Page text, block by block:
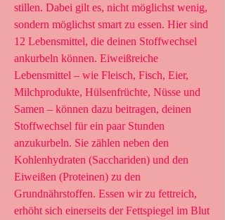
stillen. Dabei gilt es, nicht möglichst wenig,
sondern möglichst smart zu essen. Hier sind
12 Lebensmittel, die deinen Stoffwechsel
ankurbeln können. Eiweißreiche
Lebensmittel – wie Fleisch, Fisch, Eier,
Milchprodukte, Hülsenfrüchte, Nüsse und
Samen – können dazu beitragen, deinen
Stoffwechsel für ein paar Stunden
anzukurbeln. Sie zählen neben den
Kohlenhydraten (Sacchariden) und den
Eiweißen (Proteinen) zu den
Grundnährstoffen. Essen wir zu fettreich,
erhöht sich einerseits der Fettspiegel im Blut